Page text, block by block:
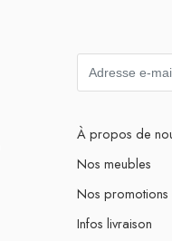
À propos de
Nos meubles
Nos promotions
Infos livraison